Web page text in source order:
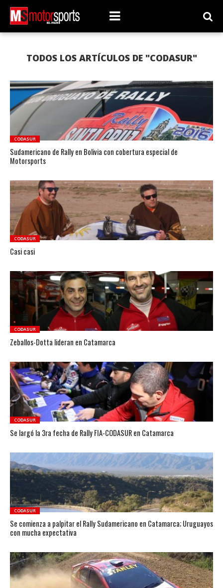
TODOS LOS ARTÍCULOS DE "CODASUR"
CODASUR
Sudamericano de Rally en Bolivia con cobertura especial de
Motorsports
CODASUR
Casi casi
CODASUR
Zeballos-Dotta lideran en Catamarca
CODASUR
Se largó la 3ra fecha de Rally FIA-CODASUR en Catamarca
CODASUR
Se comienza a palpitar el Rally Sudamericano en Catamarca; Uruguayos
con mucha expectativa